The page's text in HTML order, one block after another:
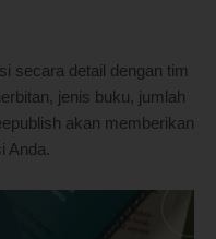
secara detail dengan tim
jenis buku, jumlah
akan memberikan
Anda.